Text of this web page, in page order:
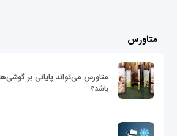
متاورس
متاورس می‌تواند پایانی بر
باشد؟